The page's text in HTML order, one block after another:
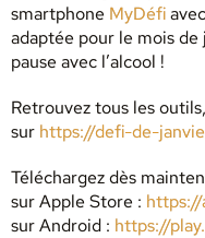
smartphone MyDéfi
adaptée pour le mois de
pause avec l’alcool !
Retrouvez tous les
sur https://defi-de-
Téléchargez dès
sur Apple Store : https://
sur Android : https://